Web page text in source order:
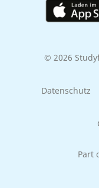
© 2026
Datenschutz
Part